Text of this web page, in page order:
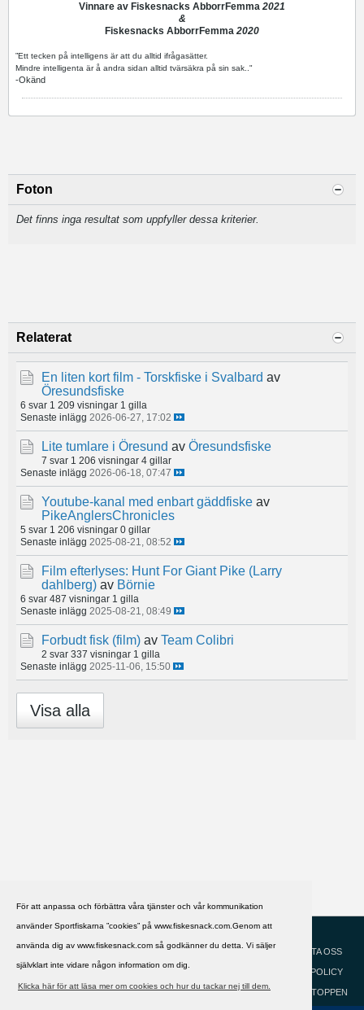
För att anpassa och förbättra våra tjänster och vår kommunikation
använder Sportfiskarna ”cookies” på www.fiskesnack.com.Genom att
använda dig av www.fiskesnack.com så godkänner du detta. Vi säljer
självklart inte vidare någon information om dig.
Klicka här för att läsa mer om cookies och hur du tackar nej till dem.
Vinnare av Fiskesnacks AbborrFemma 2021
&
Fiskesnacks AbborrFemma 2020
”Ett tecken på intelligens är att du alltid ifrågasätter.
Mindre intelligenta är å andra sidan alltid tvärsäkra på sin sak.."
-Okänd
Foton
Det finns inga resultat som uppfyller dessa kriterier.
Relaterat
En liten kort film - Torskfiske i Svalbard av
Öresundsfiske
6 svar 1 209 visningar 1 gilla
Senaste inlägg 2026-06-27, 17:02
Lite tumlare i Öresund av Öresundsfiske
7 svar 1 206 visningar 4 gillar
Senaste inlägg 2026-06-18, 07:47
Youtube-kanal med enbart gäddfiske av
PikeAnglersChronicles
5 svar 1 206 visningar 0 gillar
Senaste inlägg 2025-08-21, 08:52
Film efterlyses: Hunt For Giant Pike (Larry
dahlberg) av Börnie
6 svar 487 visningar 1 gilla
Senaste inlägg 2025-08-21, 08:49
Forbudt fisk (film) av Team Colibri
2 svar 337 visningar 1 gilla
Senaste inlägg 2025-11-06, 15:50
Visa alla
HJÄLP
KONTAKTA OSS
COOKIEPOLICY
GÅ TILL TOPPEN